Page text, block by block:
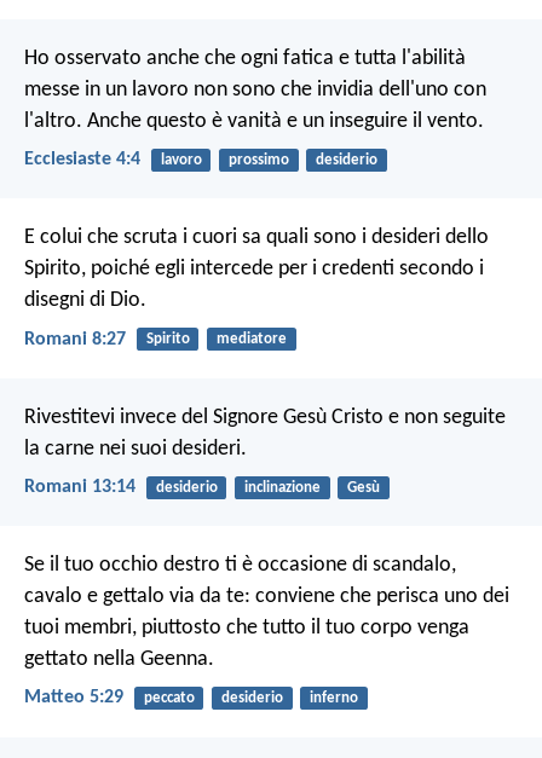
Ho osservato anche che ogni fatica e tutta l'abilità
messe in un lavoro non sono che invidia dell'uno con
l'altro. Anche questo è vanità e un inseguire il vento.
Ecclesiaste 4:4 lavoro prossimo desiderio
E colui che scruta i cuori sa quali sono i desideri dello
Spirito, poiché egli intercede per i credenti secondo i
disegni di Dio.
Romani 8:27 Spirito mediatore
Rivestitevi invece del Signore Gesù Cristo e non seguite
la carne nei suoi desideri.
Romani 13:14 desiderio inclinazione Gesù
Se il tuo occhio destro ti è occasione di scandalo,
cavalo e gettalo via da te: conviene che perisca uno dei
tuoi membri, piuttosto che tutto il tuo corpo venga
gettato nella Geenna.
Matteo 5:29 peccato desiderio inferno